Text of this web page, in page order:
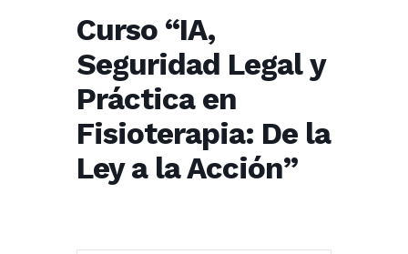
Curso “IA,
Seguridad Legal y
Práctica en
Fisioterapia: De la
Ley a la Acción”